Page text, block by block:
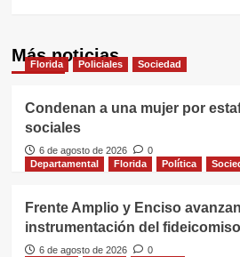
Más noticias
Florida Policiales Sociedad
Condenan a una mujer por
sociales
6 de agosto de 2026
0
Departamental
Florida Política
Frente Amplio y Enciso
instrumentación del fideicomiso
6 de agosto de 2026
0